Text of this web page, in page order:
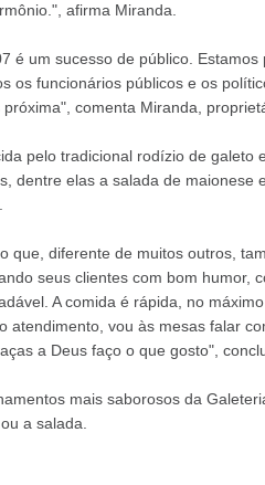
afirma Miranda.
é um sucesso de público.
os funcionários públicos e os
comenta Miranda,
pelo tradicional rodízio de galeto
dentre elas a salada de maionese
que, diferente de muitos outros,
seus clientes com bom humor,
A comida é rápida, no
atendimento, vou às mesas falar
a Deus faço o que gosto",
mais saborosos da
a salada.